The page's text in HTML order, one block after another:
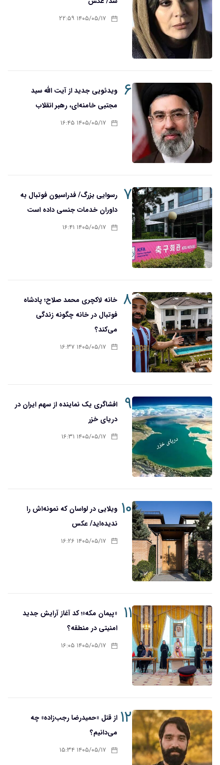
۱۴۰۵/۰۵/۱۷ ۲۲:۵۹
۶
ویدئویی جدید از آیت الله سید
مجتبی خامنه‌ای، رهبر انقلاب
۱۴۰۵/۰۵/۱۷ ۱۶:۴۵
۷ رسوایی بزرگ/ فدراسیون فوتبال به
داوران خدمات جنسی داده است
۱۴۰۵/۰۵/۱۷ ۱۶:۴۱
۸ خانه لاکچری محمد صلاح؛ پادشاه
فوتبال در خانه چگونه زندگی
می‌کند؟
۱۴۰۵/۰۵/۱۷ ۱۶:۳۷
۹
افشاگری یک نماینده از سهم ایران در
دریای خزر
۱۴۰۵/۰۵/۱۷ ۱۶:۳۱
۱۰ ویلایی در لواسان که نمونه‌اش را
ندیده‌اید/ عکس
۱۴۰۵/۰۵/۱۷ ۱۶:۲۶
۱۱
«پیمان مکه»؛ کد آغاز آرایش جدید
امنیتی در منطقه؟
۱۴۰۵/۰۵/۱۷ ۱۶:۰۵
۱۲ از قتل «حمیدرضا رجب‌زاده» چه
می‌دانیم؟
۱۴۰۵/۰۵/۱۷ ۱۵:۳۴